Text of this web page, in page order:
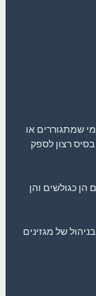
שמתגוררים או
רצון לספק
הן כגולשים והן
של מגזינים